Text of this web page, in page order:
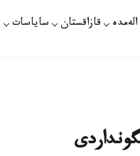
الەمدە قازاقستان ساياسات